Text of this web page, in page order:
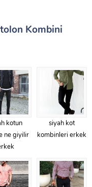
Kombini
kotun
ne giyilir
siyah kot
kombinleri erkek